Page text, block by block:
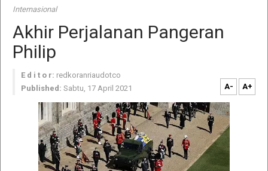
Internasional
Akhir Perjalanan Pangeran
Philip
E d i t o r: redkoranriaudotco
Published: Sabtu, 17 April 2021 A- A+